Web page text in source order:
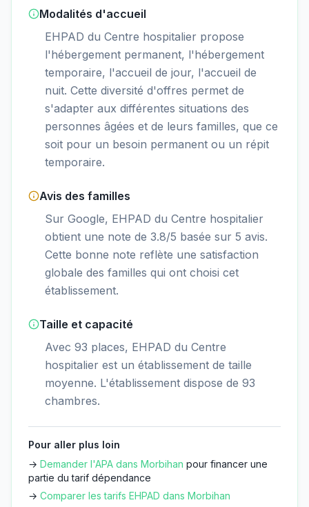
Modalités d'accueil
EHPAD du Centre hospitalier propose
l'hébergement permanent, l'hébergement
temporaire, l'accueil de jour, l'accueil de
nuit. Cette diversité d'offres permet de
s'adapter aux différentes situations des
personnes âgées et de leurs familles, que ce
soit pour un besoin permanent ou un répit
temporaire.
Avis des familles
Sur Google, EHPAD du Centre hospitalier
obtient une note de 3.8/5 basée sur 5 avis.
Cette bonne note reflète une satisfaction
globale des familles qui ont choisi cet
établissement.
Taille et capacité
Avec 93 places, EHPAD du Centre
hospitalier est un établissement de taille
moyenne. L'établissement dispose de 93
chambres.
Pour aller plus loin
→ Demander l'APA dans Morbihan pour financer une
partie du tarif dépendance
→ Comparer les tarifs EHPAD dans Morbihan